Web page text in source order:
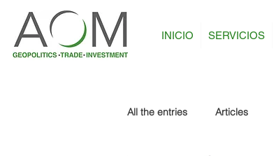
INICIO SERVICIOS
All the entries Articles